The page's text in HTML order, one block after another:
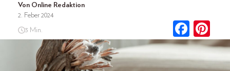
Von Online Redaktion
2. Feber 2024
3 Min.